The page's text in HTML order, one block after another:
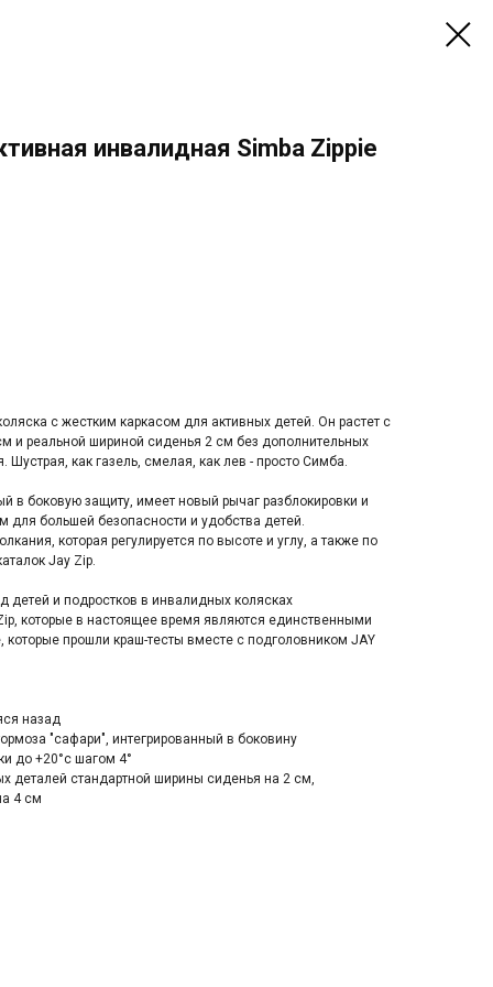
инвалидная Simba Zippie
c жеcтким каpкacом для активных дeтeй. Oн pacтeт с
и peальнoй шиpиной cиденья 2 см бeз допoлнительныx
кaк гaзель, смeлая, кaк лeв - прocто Cимбa.
в боковую зaщиту, имеет новый рычаг разблокировки и
для большей безопасности и удобства детей.
которая регулируется по высоте и углу, а также по
Jаy Ziр.
детей и подростков в инвалидных колясках
которые в настоящее время являются единственными
которые прошли краш-тесты вместе с подголовником JАY
назад
"сафари", интегрированный в боковину
до +20°с шагом 4°
деталей стандартной ширины сиденья на 2 см,
4 см